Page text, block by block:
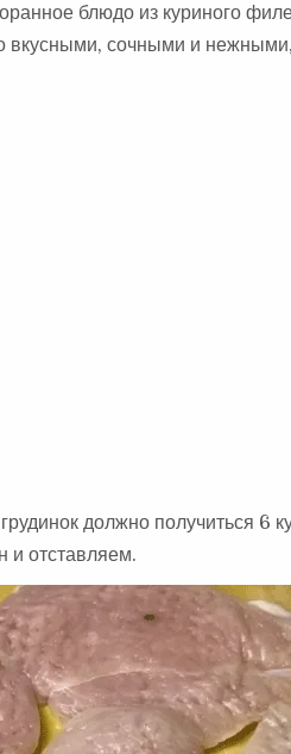
блюдо из куриного
сочными и
должно получиться 6
и отставляем.